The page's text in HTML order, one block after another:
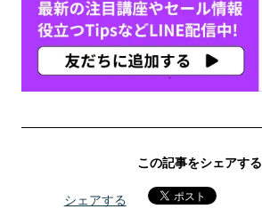
この記事をシェアする
シェアする